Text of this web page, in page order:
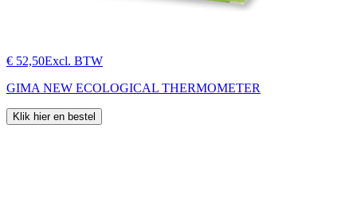
€ 52,50Excl. BTW
GIMA NEW ECOLOGICAL THERMOMETER
Klik hier en bestel